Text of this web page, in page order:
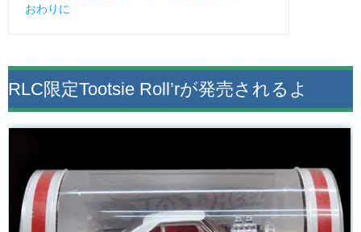
おわりに
RLC限定Tootsie Roll’rが発売されるよ